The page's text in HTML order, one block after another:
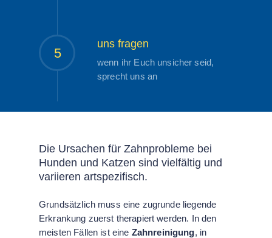
5
uns fragen
wenn ihr Euch unsicher seid,
sprecht uns an
Die Ursachen für Zahnprobleme bei
Hunden und Katzen sind vielfältig und
variieren artspezifisch.
Grundsätzlich muss eine zugrunde liegende
Erkrankung zuerst therapiert werden. In den
meisten Fällen ist eine Zahnreinigung, in